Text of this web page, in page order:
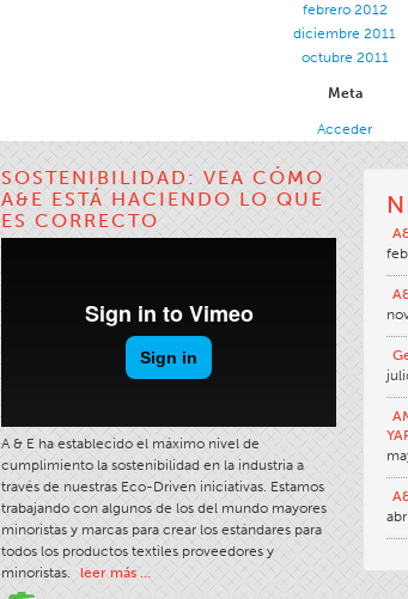
febrero 2012
diciembre 2011
octubre 2011
Meta
Acceder
SOSTENIBILIDAD: VEA CÓMO
A&E ESTÁ HACIENDO LO QUE
ES CORRECTO
A & E ha establecido el máximo nivel de
cumplimiento la sostenibilidad en la industria a
través de nuestras Eco-Driven iniciativas. Estamos
trabajando con algunos de los del mundo mayores
minoristas y marcas para crear los estándares para
todos los productos textiles proveedores y
minoristas.
leer más …